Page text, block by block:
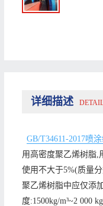
详细描述
GB/T34611-2017喷
用高密度聚乙烯树脂,
使用不大于5%(质量
聚乙烯树脂中应仅添
度:1500kg/m³~2 000